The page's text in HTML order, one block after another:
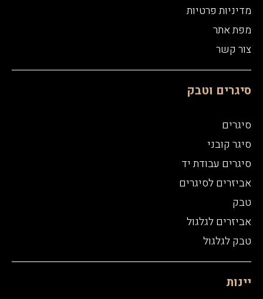
מדיניות פרטיות
מפת אתר
צור קשר
סיגרים וטבק
סיגרים
סיגר קובני
סיגרים עבודת יד
אביזרים לסיגרים
טבק
אביזרים לגלגול
טבק לגלגול
יינות